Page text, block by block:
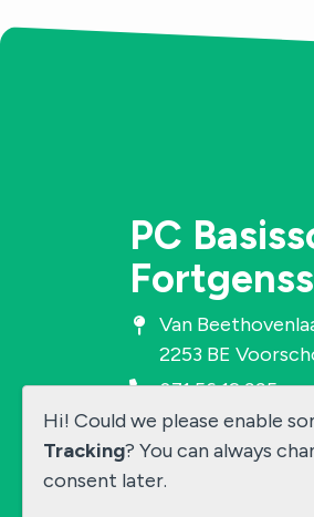
PC
Van
2253 BE
071 56 12 995
Hi! Could we please enable
Tracking? You can always
consent later.